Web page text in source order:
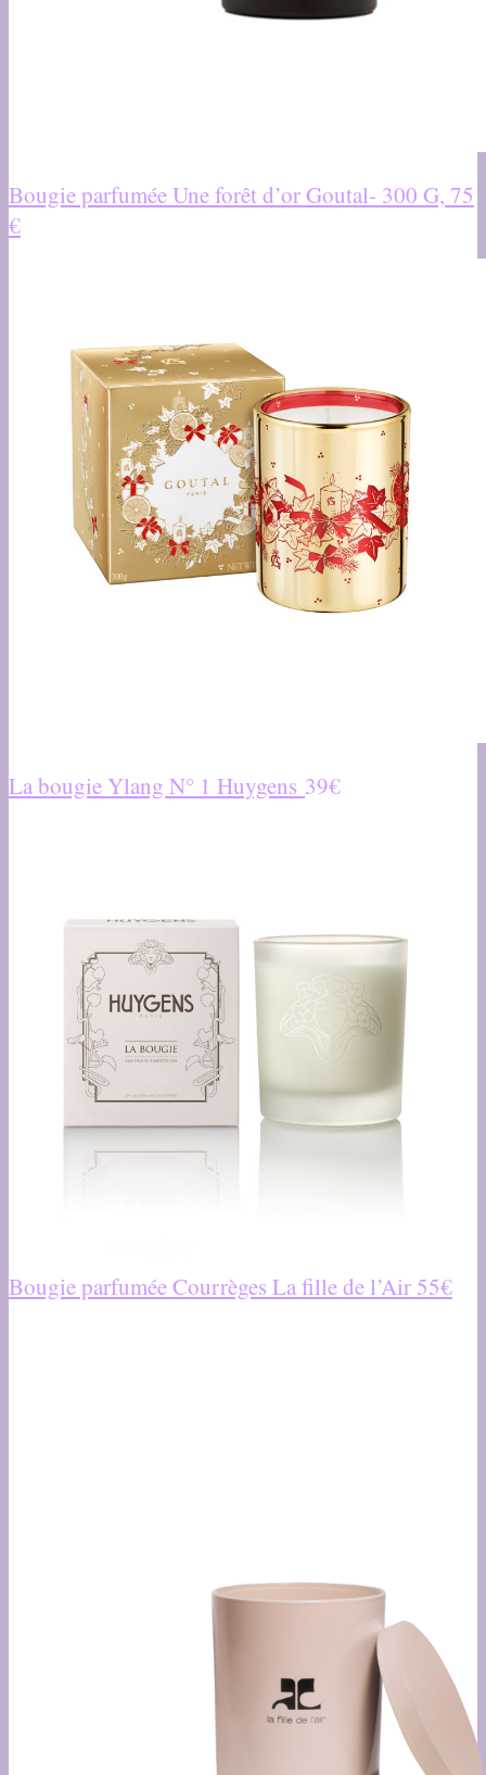
Bougie parfumée Une forêt d’or Goutal- 300 G, 75
€
La bougie Ylang N° 1 Huygens 39€
Bougie parfumée Courrèges La fille de l’Air 55€